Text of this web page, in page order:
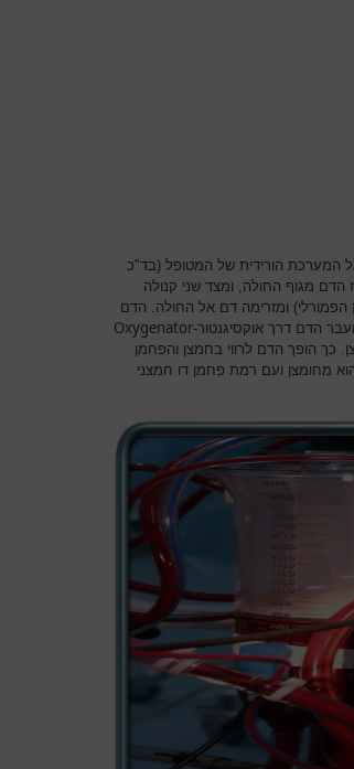
המערכת הורידית של המטופל (בד"כ
הדם מגוף החולה, ומצד שני קנולה
ומזרימה דם אל החולה. הדם
הדם דרך אוקסיגנטור-Oxygenator
כך הופך הדם לרווי בחמצן והפחמן
מחומצן ועם רמת פחמן דו חמצני